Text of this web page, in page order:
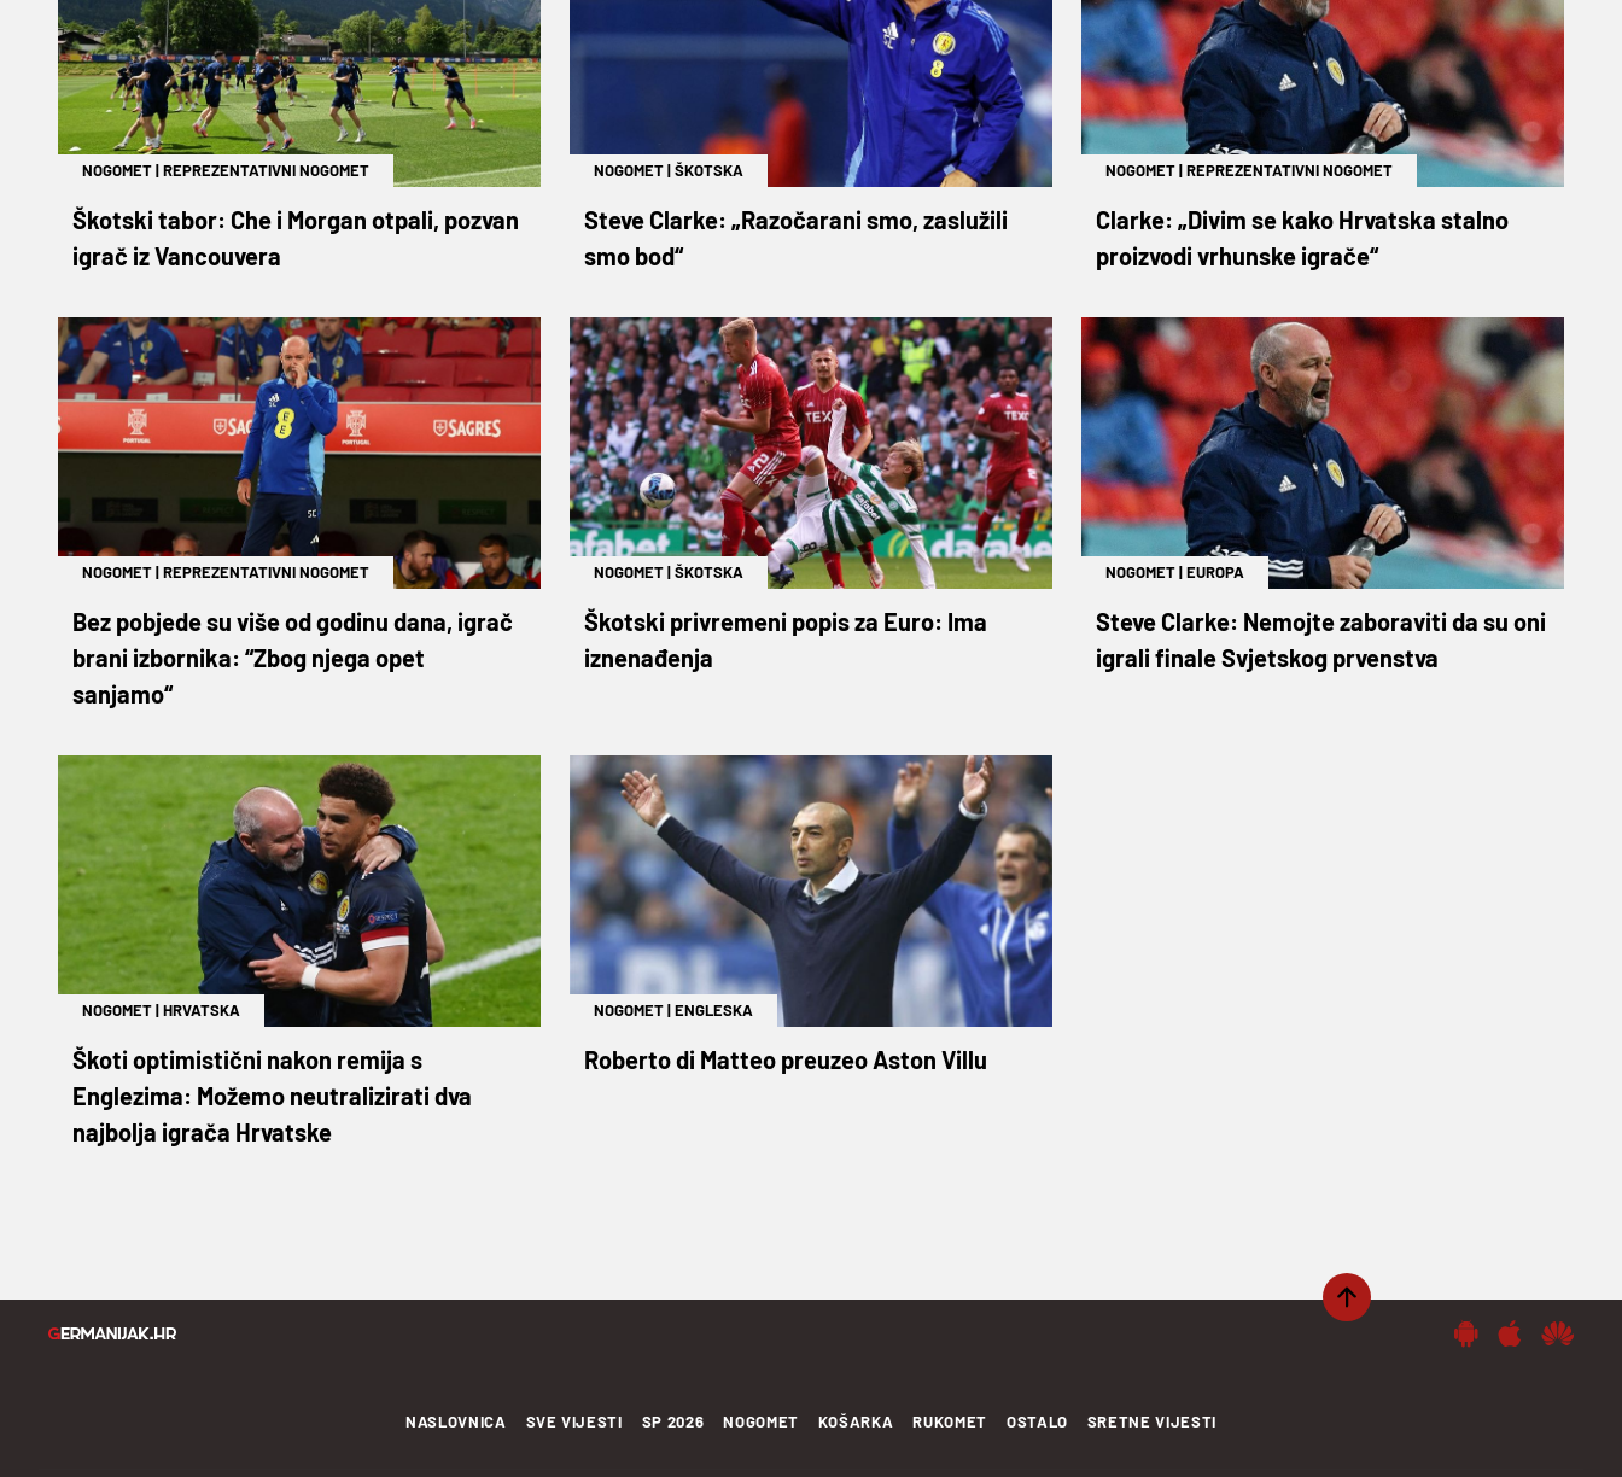
NOGOMET|REPREZENTATIVNI NOGOMET
Škotski tabor: Che i Morgan otpali, pozvan
igrač iz Vancouvera
NOGOMET|ŠKOTSKA
Steve Clarke: „Razočarani smo, zaslužili
smo bod“
NOGOMET|REPREZENTATIVNI NOGOMET
Clarke: „Divim se kako Hrvatska stalno
proizvodi vrhunske igrače“
NOGOMET|REPREZENTATIVNI NOGOMET
Bez pobjede su više od godinu dana, igrač
brani izbornika: “Zbog njega opet
sanjamo“
NOGOMET|ŠKOTSKA
Škotski privremeni popis za Euro: Ima
iznenađenja
NOGOMET|EUROPA
Steve Clarke: Nemojte zaboraviti da su oni
igrali finale Svjetskog prvenstva
NOGOMET|HRVATSKA
Škoti optimistični nakon remija s
Englezima: Možemo neutralizirati dva
najbolja igrača Hrvatske
NOGOMET|ENGLESKA
Roberto di Matteo preuzeo Aston Villu
NASLOVNICA SVE VIJESTI SP 2026 NOGOMET KOŠARKA RUKOMET OSTALO SRETNE VIJESTI